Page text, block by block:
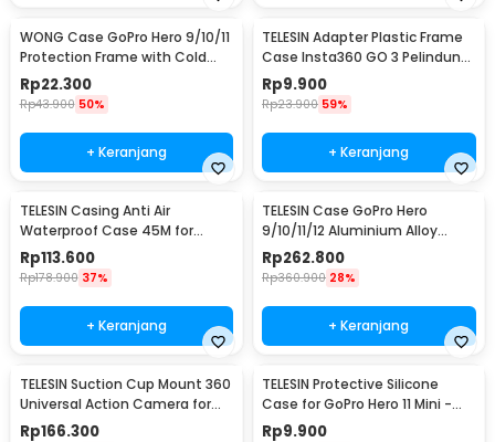
WONG Case GoPro Hero 9/10/11
Protection Frame with Cold
Shoe - W-G9
Rp22.300
Rp43.900 50%
+ Keranjang
TELESIN Adapter Plastic Frame
Case Insta360 GO 3 Pelindung
Kamera Aksi - IS-CFR-003
Rp9.900
Rp23.900 59%
+ Keranjang
TELESIN Casing Anti Air
Waterproof Case 45M for
GoPro Hero 12/11/10/9 - GP-
WTP-905
Rp113.600
Rp178.900 37%
+ Keranjang
TELESIN Case GoPro Hero
9/10/11/12 Aluminium Alloy
Protective Housing - GP-FMS-
G11-TZ
Rp262.800
Rp360.900 28%
+ Keranjang
TELESIN Suction Cup Mount 360
Universal Action Camera for
GoPro Xiaomi - TE-SUC-012
Rp166.300
TELESIN Protective Silicone
Case for GoPro Hero 11 Mini -
SPS-001
Rp9.900